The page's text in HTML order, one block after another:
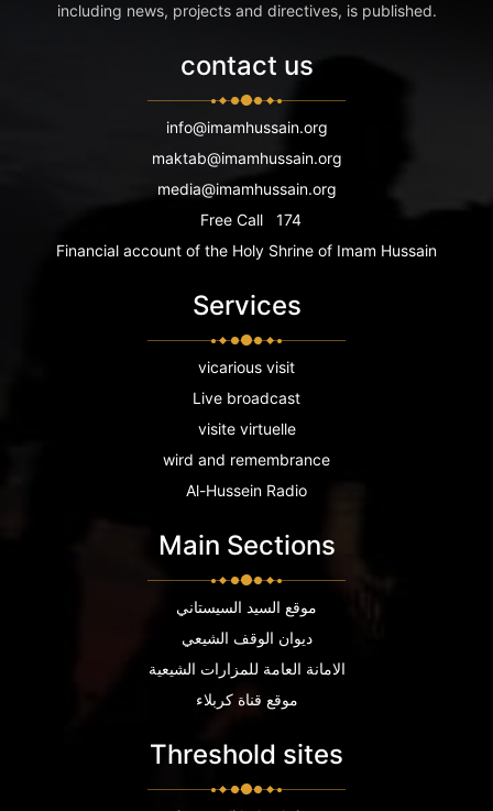
including news, projects and directives, is published.
contact us
info@imamhussain.org
maktab@imamhussain.org
media@imamhussain.org
Free Call
174
Financial account of the Holy Shrine of Imam Hussain
Services
vicarious visit
Live broadcast
visite virtuelle
wird and remembrance
Al-Hussein Radio
Main Sections
موقع السيد السيستاني
ديوان الوقف الشيعي
الامانة العامة للمزارات الشيعية
موقع قناة كربلاء
Threshold sites